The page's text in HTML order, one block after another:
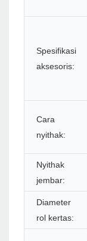
Spesifikasi
aksesoris:
Cara
nyithak:
Nyithak
jembar:
Diameter
rol kertas: